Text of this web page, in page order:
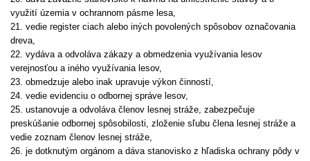
využití územia v ochrannom pásme lesa,
21. vedie register ciach alebo iných povolených spôsobov označovania
dreva,
22. vydáva a odvoláva zákazy a obmedzenia využívania lesov
verejnosťou a iného využívania lesov,
23. obmedzuje alebo inak upravuje výkon činností,
24. vedie evidenciu o odbornej správe lesov,
25. ustanovuje a odvoláva členov lesnej stráže, zabezpečuje
preskúšanie odbornej spôsobilosti, zloženie sľubu člena lesnej stráže a
vedie zoznam členov lesnej stráže,
26. je dotknutým orgánom a dáva stanovisko z hľadiska ochrany pôdy v